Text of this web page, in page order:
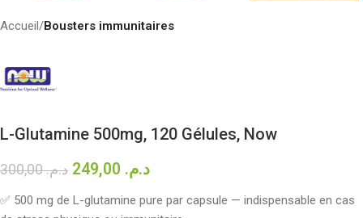
Accueil Bousters immunitaires
L-Glutamine 500mg, 120 Gélules, Now
د.م.300,00 د.م.
✅ 500 mg de L-glutamine pure par capsule — indispensable en cas